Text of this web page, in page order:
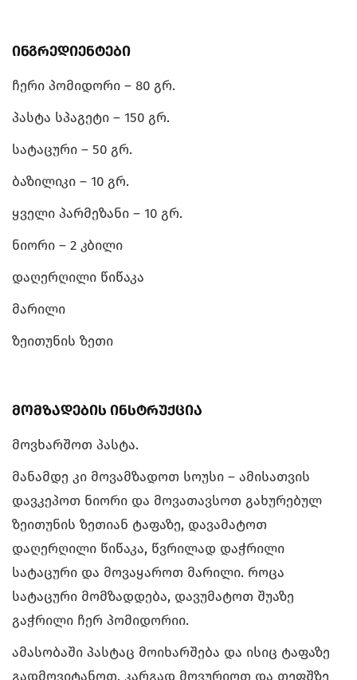
ინგრედიენტები
ჩერი პომიდორი – 80 გრ.
პასტა სპაგეტი – 150 გრ.
სატაცური – 50 გრ.
ბაზილიკი – 10 გრ.
ყველი პარმეზანი – 10 გრ.
ნიორი – 2 კბილი
დაღერღილი წიწაკა
მარილი
ზეითუნის ზეთი
მომზადების ინსტრუქცია
მოვხარშოთ პასტა.
მანამდე კი მოვამზადოთ სოუსი – ამისათვის
დავკეპოთ ნიორი და მოვათავსოთ გახურებულ
ზეითუნის ზეთიან ტაფაზე, დავამატოთ
დაღერღილი წიწაკა, წვრილად დაჭრილი
სატაცური და მოვაყაროთ მარილი. როცა
სატაცური მომზადდება, დავუმატოთ შუაზე
გაჭრილი ჩერ პომიდორიი.
ამასობაში პასტაც მოიხარშება და ისიც ტაფაზე
გადმოვიტანოთ. კარგად მოვურიოთ და თეფშზე